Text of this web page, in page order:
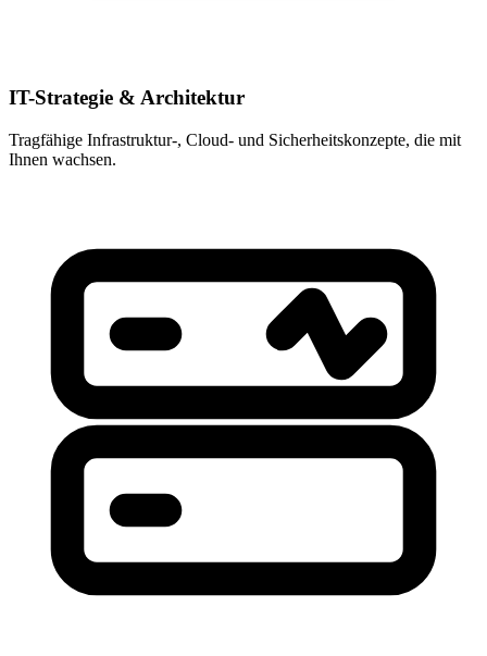
IT-Strategie & Architektur
Tragfähige Infrastruktur-, Cloud- und Sicherheitskonzepte, die mit
Ihnen wachsen.